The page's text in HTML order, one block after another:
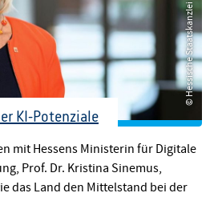
© Hessische Staatskanzlei
KI-Potenziale
mit Hessens Ministerin für Digitale
Prof. Dr. Kristina Sinemus,
das Land den Mittelstand bei der